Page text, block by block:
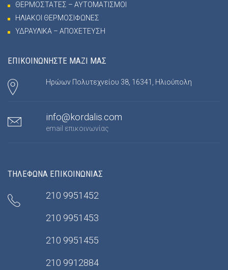
ΘΕΡΜΟΣΤΑΤΕΣ – ΑΥΤΟΜΑΤΙΣΜΟΙ
ΗΛΙΑΚΟΙ ΘΕΡΜΟΣΙΦΩΝΕΣ
ΥΔΡΑΥΛΙΚΑ – ΑΠΟΧΕΤΕΥΣΗ
ΕΠΙΚΟΙΝΩΝΗΣΤΕ ΜΑΖΙ ΜΑΣ
Ηρώων Πολυτεχνείου 38, 16341, Ηλιούπολη
info@kordalis.com
email επικοινωνίας
ΤΗΛΕΦΩΝΑ ΕΠΙΚΟΙΝΩΝΙΑΣ
210 9951452
210 9951453
210 9951455
210 9912884